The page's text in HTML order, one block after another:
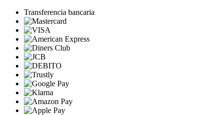
Transferencia bancaria